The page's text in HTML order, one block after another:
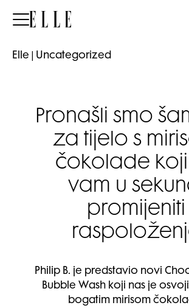
Elle
Elle Uncategorized
Pronašli smo
za tijelo s
čokolade
vam u
promijeniti
Philip B. je predstavio novi
Bubble Wash koji nas je
bogatim mirisom